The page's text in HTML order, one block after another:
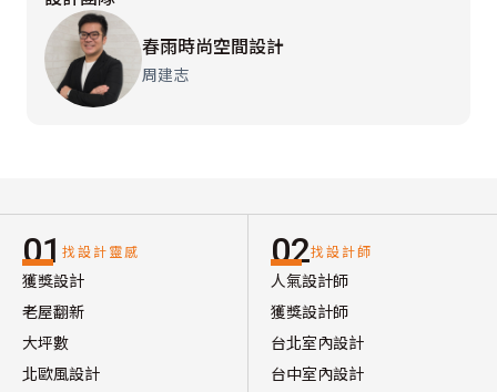
春雨時尚空間設計
周建志
01 找設計靈感
獲獎設計
老屋翻新
大坪數
北歐風設計
02找設計師
人氣設計師
獲獎設計師
台北室內設計
台中室內設計